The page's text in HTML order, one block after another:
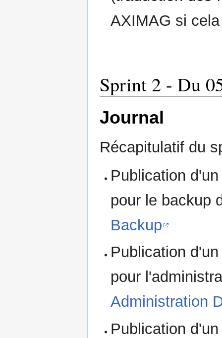
AXIMAG si
Sprint 2 - Du
Journal
Récapitulatif du
Publication
pour le backup
Backup
Publication
pour
Administration
Publication